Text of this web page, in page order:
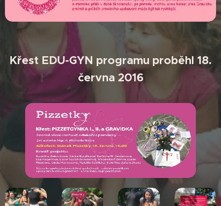
Křest EDU-GYN programu proběhl 18.
června 2016